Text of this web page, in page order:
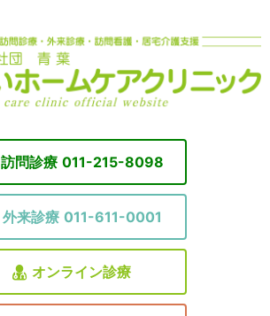
訪問診療 011-215-8098
外来診療 011-611-0001
オンライン診療